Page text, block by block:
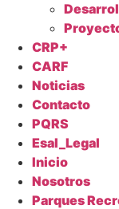
CRP+
CARF
Noticias
Contacto
PQRS
Esal_Legal
Inicio
Nosotros
Parques